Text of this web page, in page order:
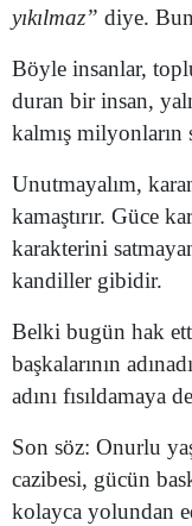
yıkılmaz” diye.
Böyle insanlar,
duran bir insan,
kalmış milyonların
Unutmayalım,
kamaştırır. Güce
karakterini
kandiller gibidir.
Belki bugün hak
başkalarının
adını fısıldamaya
Son söz: Onurlu
cazibesi, gücün
kolayca yolundan